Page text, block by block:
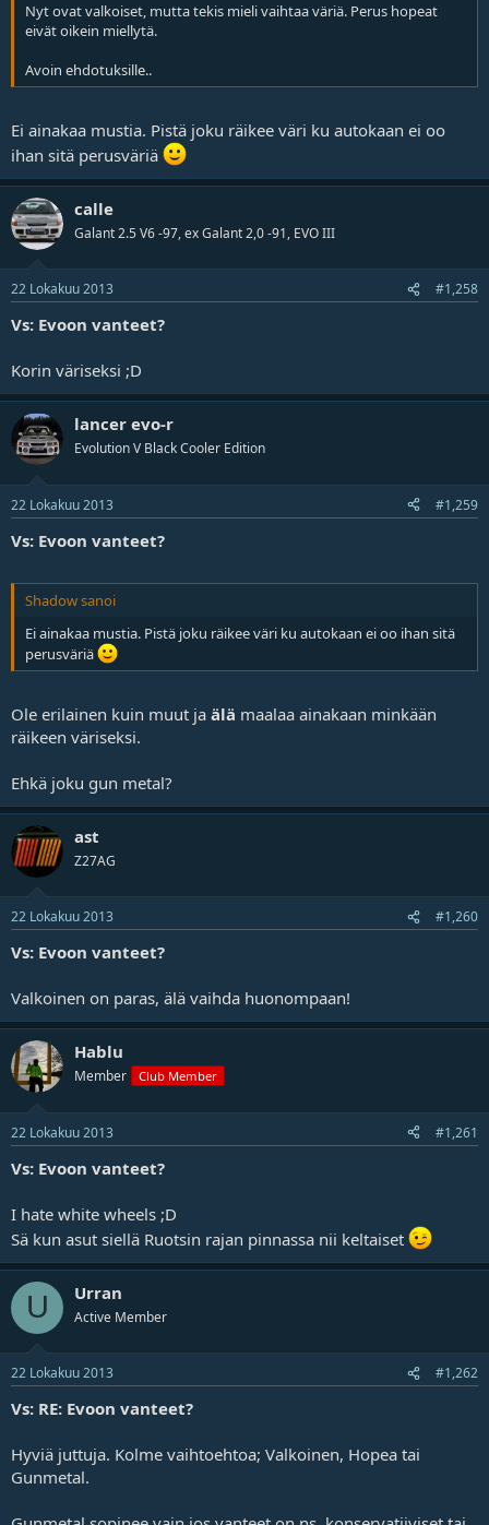
Nyt ovat valkoiset, mutta tekis mieli vaihtaa väriä. Perus hopeat
eivät oikein miellytä.
Avoin ehdotuksille..
Ei ainakaa mustia. Pistä joku räikee väri ku autokaan ei oo
ihan sitä perusväriä
calle
Galant 2.5 V6 -97, ex Galant 2,0 -91, EVO III
22 Lokakuu 2013 #1,258
Vs: Evoon vanteet?
Korin väriseksi ;D
lancer evo-r
Evolution V Black Cooler Edition
22 Lokakuu 2013 #1,259
Vs: Evoon vanteet?
Shadow sanoi
Ei ainakaa mustia. Pistä joku räikee väri ku autokaan ei oo ihan sitä
perusväriä
Ole erilainen kuin muut ja älä maalaa ainakaan minkään
räikeen väriseksi.
Ehkä joku gun metal?
ast
Z27AG
22 Lokakuu 2013 #1,260
Vs: Evoon vanteet?
Valkoinen on paras, älä vaihda huonompaan!
Hablu
Member Club Member
22 Lokakuu 2013 #1,261
Vs: Evoon vanteet?
I hate white wheels ;D
Sä kun asut siellä Ruotsin rajan pinnassa nii keltaiset
U Urran
Active Member
22 Lokakuu 2013 #1,262
Vs: RE: Evoon vanteet?
Hyviä juttuja. Kolme vaihtoehtoa; Valkoinen, Hopea tai
Gunmetal.